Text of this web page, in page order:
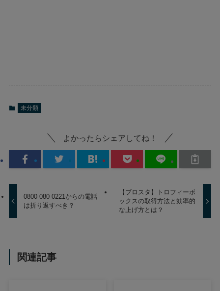
未分類
よかったらシェアしてね！
0800 080 0221からの電話
は折り返すべき？
【ブロスタ】トロフィーボ
ックスの取得方法と効率的
な上げ方とは？
関連記事